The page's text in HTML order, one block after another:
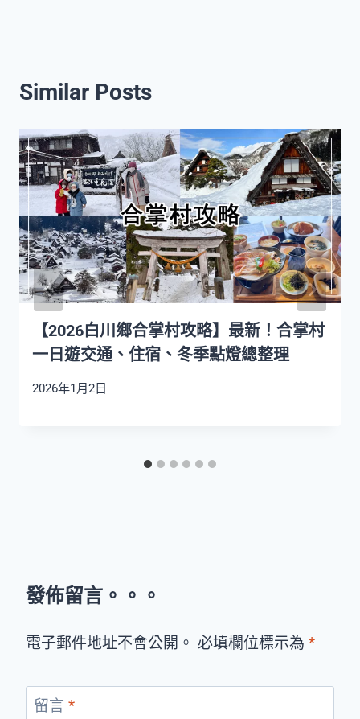
Similar Posts
【2026白川鄉合掌村攻略】最新！合掌村
一日遊交通、住宿、冬季點燈總整理
2026年1月2日
發佈留言。。。
電子郵件地址不會公開。 必填欄位標示為 *
留言 *